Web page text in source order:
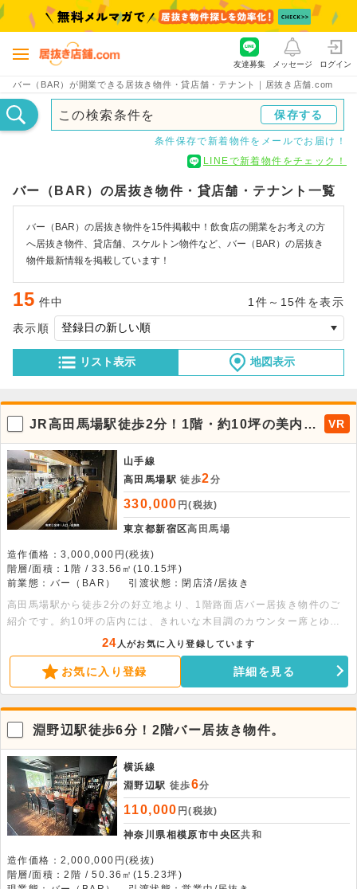
バー（BAR）が開業できる居抜き物件・貸店舗・テナント｜居抜き店舗.com
友達募集 メッセージ ログイン
この検索条件を 保存する
条件保存で新着物件をメールでお届け！
LINEで新着物件をチェック！
バー（BAR）の居抜き物件・貸店舗・テナント一覧
バー（BAR）の居抜き物件を15件掲載中！飲食店の開業をお考えの方
へ居抜き物件、貸店舗、スケルトン物件など、バー（BAR）の居抜き
物件最新情報を掲載しています！
15 件中 1件～15件を表示
リスト表示 地図表示
表示順
JR高田馬場駅徒歩2分！1階・約10坪の美内装
バー居抜き物件が出ました。
VR
山手線
高田馬場駅 徒歩2分
330,000 円(税抜)
東京都新宿区高田馬場
造作価格：3,000,000円(税抜)
階層/面積：1階 / 33.56㎡(10.15坪)
前業態：バー（BAR）
引渡状態：閉店済/居抜き
高田馬場駅から徒歩2分の好立地より、1階路面店バー居抜き物件のご
紹介です。約10坪の店内には、きれいな木目調のカウンター席とゆっ
たりくつろげる座敷スペースが完備されており、初期費用を大幅に抑え
てスピーディな開業が可能です。深夜営業も可能なため、落ち着いた雰
囲気のバーや小料理屋やダイニングバー等にもおすすめです。学生やビ
ジネスマンで賑わう人気エリアとなりますので、ぜひお早めにご検討く
ださい。
24 人がお気に入り登録しています
お気に入り登録 詳細を見る
淵野辺駅徒歩6分！2階バー居抜き物件。
横浜線
淵野辺駅 徒歩6分
110,000 円(税抜)
神奈川県相模原市中央区共和
造作価格：2,000,000円(税抜)
階層/面積：2階 / 50.36㎡(15.23坪)